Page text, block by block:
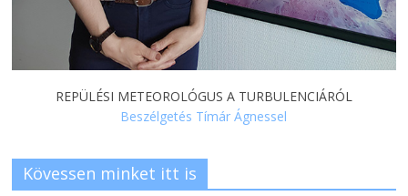
REPÜLÉSI METEOROLÓGUS A TURBULENCIÁRÓL
Beszélgetés Tímár Ágnessel
Kövessen minket itt is